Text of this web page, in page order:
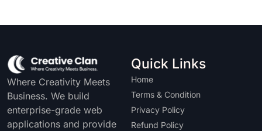
Where Creativity Meets
Business. We build
enterprise-grade web
applications and provide
Quick Links
Home
Terms & Condition
Privacy Policy
Refund Policy